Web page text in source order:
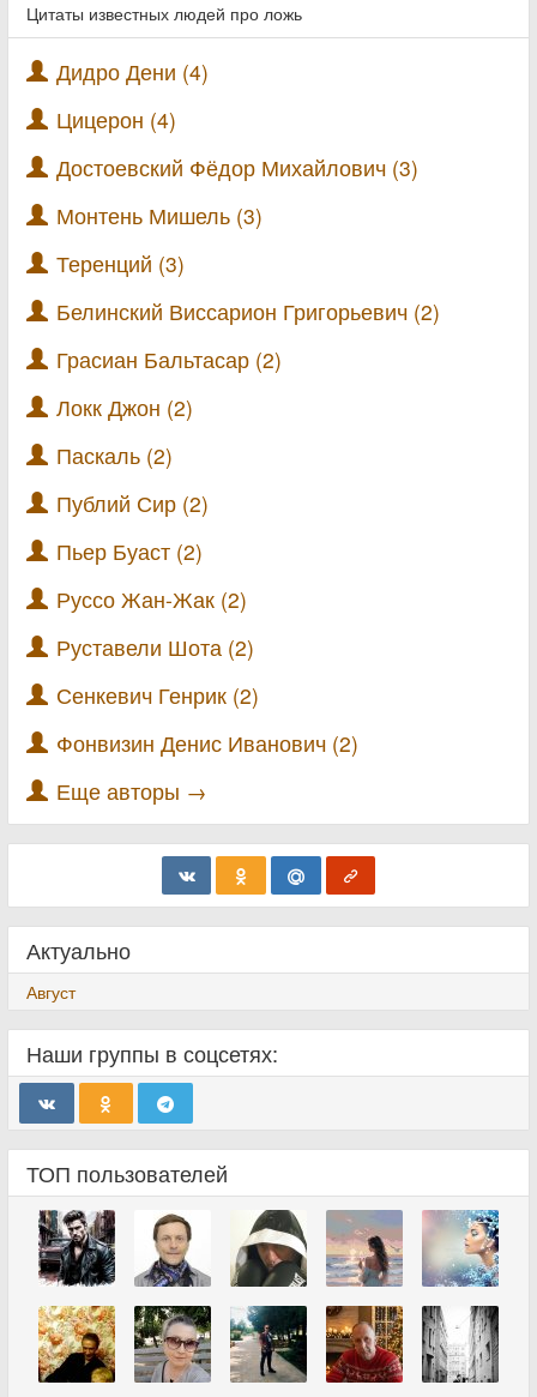
Цитаты известных людей про ложь
Дидро Дени (4)
Цицерон (4)
Достоевский Фёдор Михайлович (3)
Монтень Мишель (3)
Теренций (3)
Белинский Виссарион Григорьевич (2)
Грасиан Бальтасар (2)
Локк Джон (2)
Паскаль (2)
Публий Сир (2)
Пьер Буаст (2)
Руссо Жан-Жак (2)
Руставели Шота (2)
Сенкевич Генрик (2)
Фонвизин Денис Иванович (2)
Еще авторы →
Актуально
Август
Наши группы в соцсетях:
ТОП пользователей